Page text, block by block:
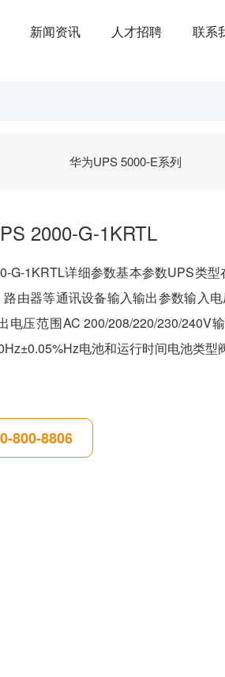
新闻资讯 人才招聘 联系
华为UPS 5000-E系列
2000-G-1KRTL
G-1KRTL详细参数基本参数UPS类型
路由器等通讯设备输入输出参数输入
电压范围AC 200/208/220/230/240V
电池和运行时间电池类型
800-8806